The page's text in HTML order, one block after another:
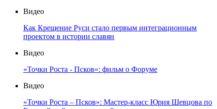
Видео
Как Крещение Руси стало первым интеграционным
проектом в истории славян
Видео
«Точки Роста - Псков»: фильм о Форуме
Видео
«Точки Роста – Псков»: Мастер-класс Юрия Шевцова по